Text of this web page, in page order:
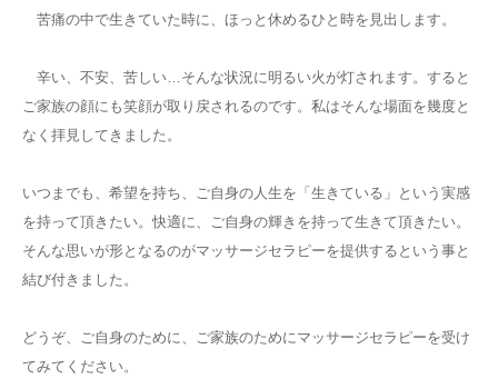
苦痛の中で生きていた時に、ほっと休めるひと時を見出します。
辛い、不安、苦しい…そんな状況に明るい火が灯されます。すると
ご家族の顔にも笑顔が取り戻されるのです。私はそんな場面を幾度と
なく拝見してきました。
いつまでも、希望を持ち、ご自身の人生を「生きている」という実感
を持って頂きたい。快適に、ご自身の輝きを持って生きて頂きたい。
そんな思いが形となるのがマッサージセラピーを提供するという事と
結び付きました。
どうぞ、ご自身のために、ご家族のためにマッサージセラピーを受け
てみてください。